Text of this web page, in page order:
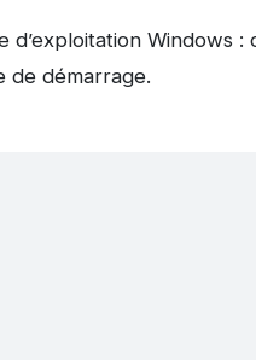
Windows :
de démarrage.